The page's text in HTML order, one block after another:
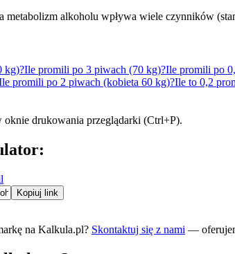
metabolizm alkoholu wpływa wiele czynników
kg)?Ile promili po 3 piwach (70 kg)?Ile promili po
promili po 2 piwach (kobieta 60 kg)?Ile to 0,2
drukowania przeglądarki (Ctrl+P).
Kopiuj link
na Kalkula.pl? Skontaktuj się z nami —